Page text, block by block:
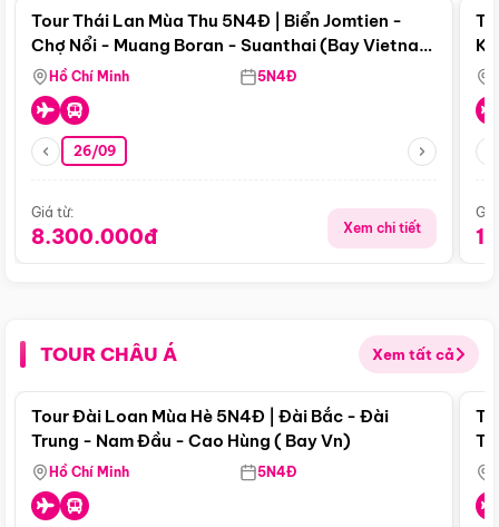
Tour Thái Lan Mùa Thu 5N4Đ | Biển Jomtien -
Chợ Nổi - Muang Boran - Suanthai (Bay Vietnam
Airlines)
Hồ Chí Minh 5N4Đ
26/09
Giá từ:
8.300.000đ Xem chi tiết
TOUR CHÂU Á Xem tất cả
Điểm nổi bật
Tour Đài Loan Mùa Hè 5N4Đ | Đài Bắc - Đài
Trung - Nam Đầu - Cao Hùng ( Bay Vn)
Hồ Chí Minh 5N4Đ